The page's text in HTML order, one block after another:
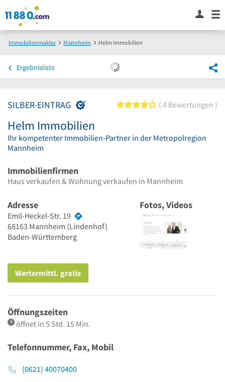
Immobilienmakler Mannheim Helm Immobilien
Ergebnisliste
SILBER-EINTRAG 4 von 5 Sternen
4 Bewertungen
Helm Immobilien
Ihr kompetenter Immobilien-Partner in der Metropolregion
Mannheim
Immobilienfirmen
Haus verkaufen & Wohnung verkaufen in Mannheim
Adresse
Emil-Heckel-Str. 19
68163 Mannheim (Lindenhof)
Baden-Württemberg
Fotos, Videos
Wertermittl. gratis
Öffnungszeiten
öffnet in 5 Std. 15 Min.
Telefonnummer, Fax, Mobil
(0621) 40070400